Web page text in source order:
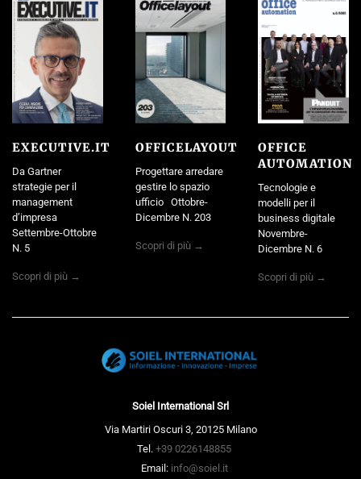
EXECUTIVE.IT
Da Gartner
strategie per il
management
d’impresa
Settembre-Ottobre
N. 5
Scopri di più →
OFFICELAYOUT
Progettare arredare
gestire lo spazio
ufficio Ottobre-
Dicembre N. 203
Scopri di più →
OFFICE
AUTOMATION
Tecnologie e
modelli per il
business digitale
Novembre-
Dicembre N. 6
Scopri di più →
Soiel International Srl
Via Martiri Oscuri 3, 20125 Milano
Tel. +39 0226148855
Email: info@soiel.it